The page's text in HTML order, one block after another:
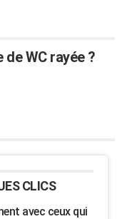
WC rayée ?
CLICS
avec ceux qui